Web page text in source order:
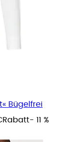
Bügelfrei
Rabatt- 11 %